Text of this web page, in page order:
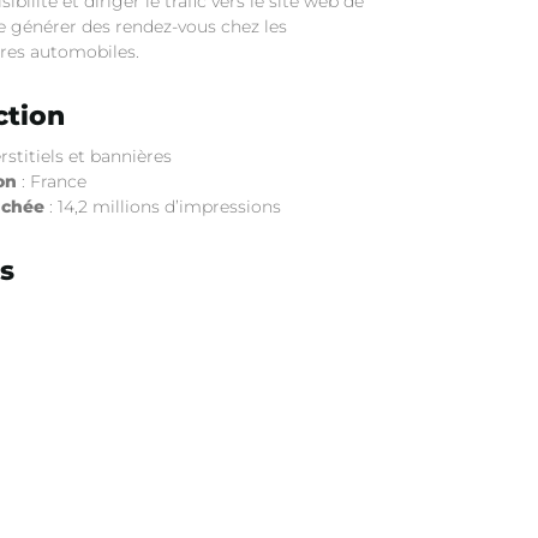
générer des rendez-vous chez les
automobiles.
et bannières
: France
: 14,2 millions d’impressions